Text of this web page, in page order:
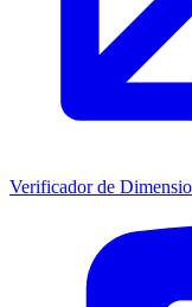
Verificador de